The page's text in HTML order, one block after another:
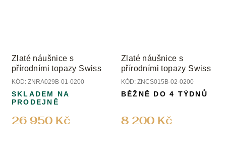
Zlaté náušnice s
přírodními topazy Swiss
KÓD: ZNRA029B-01-0200
26 950 Kč
SKLADEM NA
PRODEJNĚ
Zlaté náušnice s
přírodními topazy Swiss
KÓD: ZNCS015B-02-0200
8 200 Kč
BĚŽNĚ DO 4 TÝDNŮ